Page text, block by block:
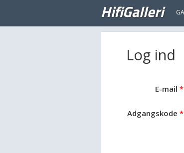
HifiGalleri
Log ind
E-mail
Adgangskode